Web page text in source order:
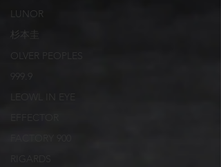
LUNOR
杉本圭
OLVER PEOPLES
999.9
LEOWL IN EYE